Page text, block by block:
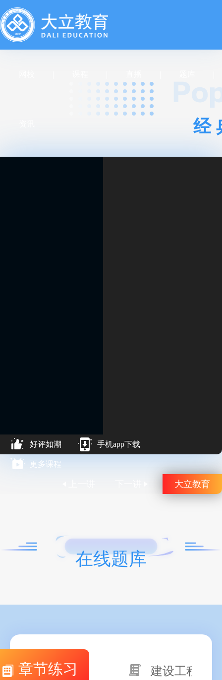
经
好评如潮 手机app下载
更多课程
大立教育
在线题库
章节练习 建设工程基